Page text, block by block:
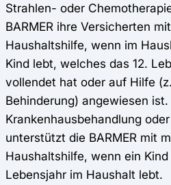
Strahlen- oder
BARMER ihre Versicherten
Haushaltshilfe, wenn im
Kind lebt, welches das 12.
vollendet hat oder auf Hilfe
Behinderung) angewiesen
Krankenhausbehandlung
unterstützt die BARMER mit
Haushaltshilfe, wenn ein
Lebensjahr im Haushalt lebt.